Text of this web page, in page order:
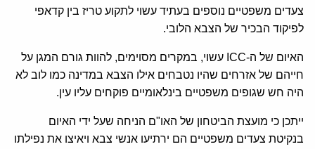
צעדים משפטיים נוספים בעתיד עשוי לתקוע טריז בין קדאפי
לפיקוד הבכיר של הצבא הלובי.
האיום של ה-ICC עשוי, במקרים מסוימים, להוות גורם המגן על
חייהם של אזרחים שהיו נטבחים אילו הצבא במדינה כמו לוב לא
היה חש שגופים משפטיים בינלאומיים פוקחים עליו עין.
ייתכן כי מועצת הביטחון של האו"ם הניחה שעל ידי האיום
בנקיטת צעדים משפטיים הם ירתיעו אנשי צבא ויאיצו את נפילתו